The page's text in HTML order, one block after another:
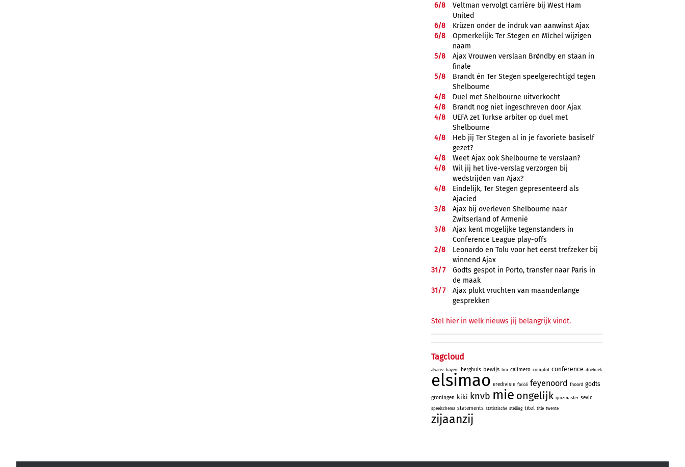
6/8
Veltman vervolgt carrière bij West Ham
United
6/8
Krüzen onder de indruk van aanwinst Ajax
6/8
Opmerkelijk: Ter Stegen en Míchel wijzigen
naam
5/8
Ajax Vrouwen verslaan Brøndby en staan in
finale
5/8
Brandt én Ter Stegen speelgerechtigd tegen
Shelbourne
4/8
Duel met Shelbourne uitverkocht
4/8
Brandt nog niet ingeschreven door Ajax
4/8
UEFA zet Turkse arbiter op duel met
Shelbourne
4/8
Heb jij Ter Stegen al in je favoriete basiself
gezet?
4/8
Weet Ajax ook Shelbourne te verslaan?
4/8
Wil jij het live-verslag verzorgen bij
wedstrijden van Ajax?
4/8
Eindelijk, Ter Stegen gepresenteerd als
Ajacied
3/8
Ajax bij overleven Shelbourne naar
Zwitserland of Armenië
3/8
Ajax kent mogelijke tegenstanders in
Conference League play-offs
2/8
Leonardo en Tolu voor het eerst trefzeker bij
winnend Ajax
31/7
Godts gespot in Porto, transfer naar Paris in
de maak
31/7
Ajax plukt vruchten van maandenlange
gesprekken
Stel hier in welk nieuws jij belangrijk vindt.
Tagcloud
alvarez bayern berghuis bewijs bro calimero complot conference driehoek
elsimao eredivisie farioli feyenoord fnoord godts
groningen kiki knvb mie ongelijk quizmaster sevic
speelschema statements statistische stelling titel title twente
zijaanzij